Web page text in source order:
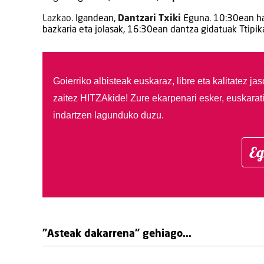
Lazkao. Igandean, Dantzari Txiki Eguna. 10:30ean
bazkaria eta jolasak, 16:30ean dantza gidatuak
Goierriko albisteak euskaraz, libre eta kalitatez
zaitez HITZAkide! Zure ekarpenari esker,
indartzen lagunduko duzu.
"Asteak dakarrena" gehiago...